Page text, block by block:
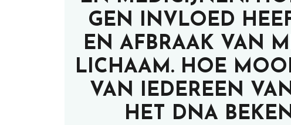
GEN INVLOED
EN AFBRAAK VAN
LICHAAM. HOE
VAN IEDEREEN
HET DNA